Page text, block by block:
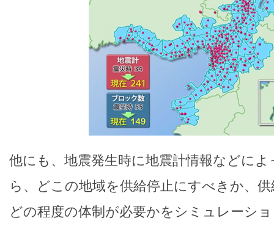
他にも、地震発生時に地震計情報などに
ら、どこの地域を供給停止にすべきか、
どの程度の体制が必要かをシミュレーシ